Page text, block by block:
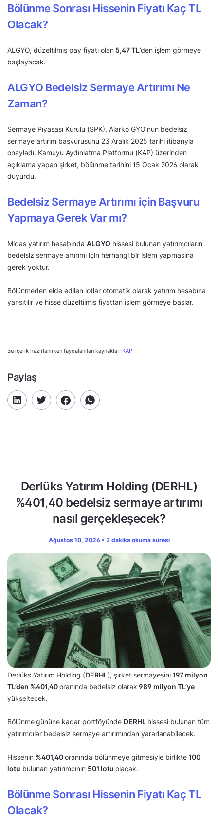
Bölünme Sonrası Hissenin Fiyatı Kaç TL
Olacak?
ALGYO, düzeltilmiş pay fiyatı olan 5,47TL’den işlem görmeye
başlayacak.
ALGYO Bedelsiz Sermaye Artırımı Ne
Zaman?
Sermaye Piyasası Kurulu (SPK), Alarko GYO’nun bedelsiz
sermaye artırım başvurusunu 23 Aralık 2025 tarihi itibarıyla
onayladı. Kamuyu Aydınlatma Platformu (KAP) üzerinden
açıklama yapan şirket, bölünme tarihini 15 Ocak 2026 olarak
duyurdu.
Bedelsiz Sermaye Artırımı için Başvuru
Yapmaya Gerek Var mı?
Midas yatırım hesabında ALGYO hissesi bulunan yatırımcıların
bedelsiz sermaye artırımı için herhangi bir işlem yapmasına
gerek yoktur.
Bölünmeden elde edilen lotlar otomatik olarak yatırım hesabına
yansıtılır ve hisse düzeltilmiş fiyattan işlem görmeye başlar.
Bu içerik hazırlanırken faydalanılan kaynaklar: KAP
Paylaş
Derlüks Yatırım Holding (DERHL)
%401,40 bedelsiz sermaye artırımı
nasıl gerçekleşecek?
Ağustos 10, 2026 • 2 dakika okuma süresi
Derlüks Yatırım Holding (DERHL), şirket sermayesini 197 milyon
TL’den %401,40oranında bedelsiz olarak 989 milyon TL’ye
yükseltecek.
Bölünmegününe kadar portföyünde DERHL hissesi bulunan tüm
yatırımcılar bedelsiz sermaye artırımından yararlanabilecek.
Hissenin %401,40oranında bölünmeye gitmesiyle birlikte 100
lotu bulunan yatırımcının 501 lotu olacak.
Bölünme Sonrası Hissenin Fiyatı Kaç TL
Olacak?